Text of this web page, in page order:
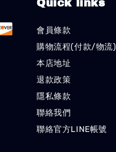
Quick links
會員條款
購物流程(付款/物流)
本店地址
退款政策
隱私條款
聯絡我們
聯絡官方LINE帳號